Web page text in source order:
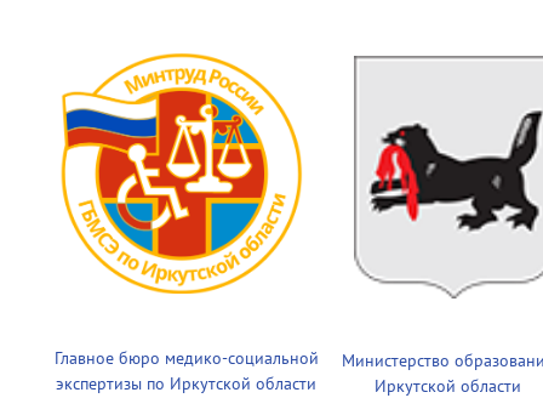
Главное бюро медико-социальной
экспертизы по Иркутской области
Министерство
Иркутской области